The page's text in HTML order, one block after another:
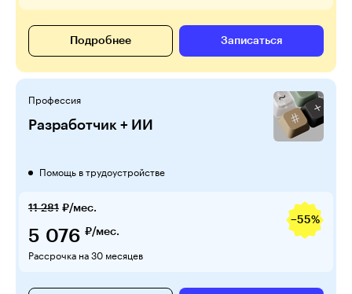
Подробнее Записаться
Профессия
Разработчик + ИИ
Помощь в трудоустройстве
11 281 ₽/мес.
−55%
5 076 ₽/мес.
Рассрочка на 30 месяцев